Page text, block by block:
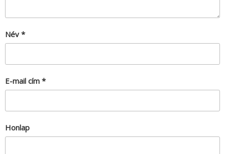
Név *
E-mail cím *
Honlap